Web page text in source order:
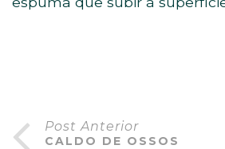
Post Anterior
CALDO DE OSSOS